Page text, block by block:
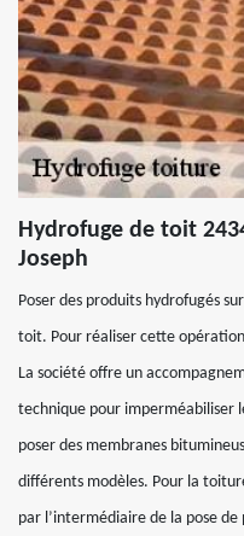
Hydrofuge de toit
Joseph
Poser des produits hydrofugés
toit. Pour réaliser cette
La société offre un
technique pour imperméabiliser
poser des membranes
différents modèles. Pour la
par l’intermédiaire de la pose de